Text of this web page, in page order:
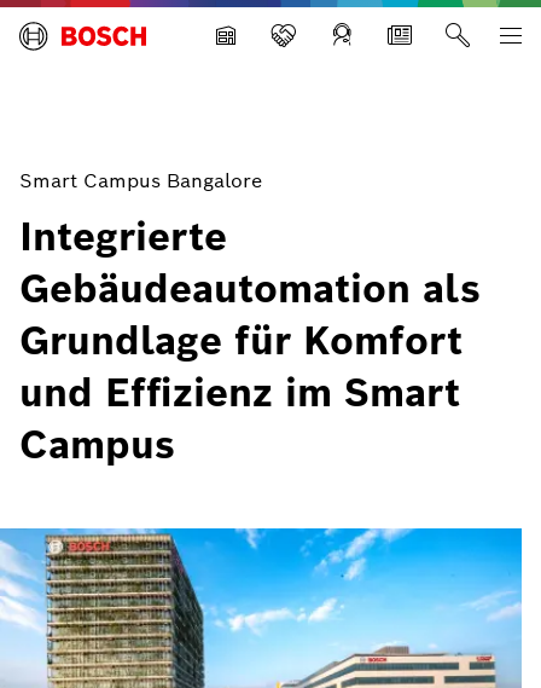
Building Technologies
Smart Campus Bangalore
Integrierte
Gebäudeautomation als
Grundlage für Komfort
und Effizienz im Smart
Campus